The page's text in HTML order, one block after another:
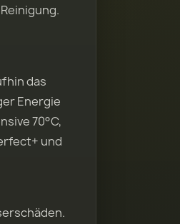
das
Energie
70°C,
und